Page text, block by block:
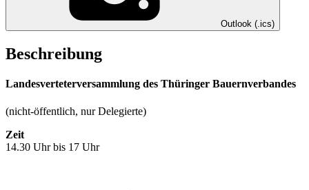
Outlook (.ics)
Beschreibung
Landesverteterversammlung des Thüringer Bauernverbandes
(nicht-öffentlich, nur Delegierte)
Zeit
14.30 Uhr bis 17 Uhr